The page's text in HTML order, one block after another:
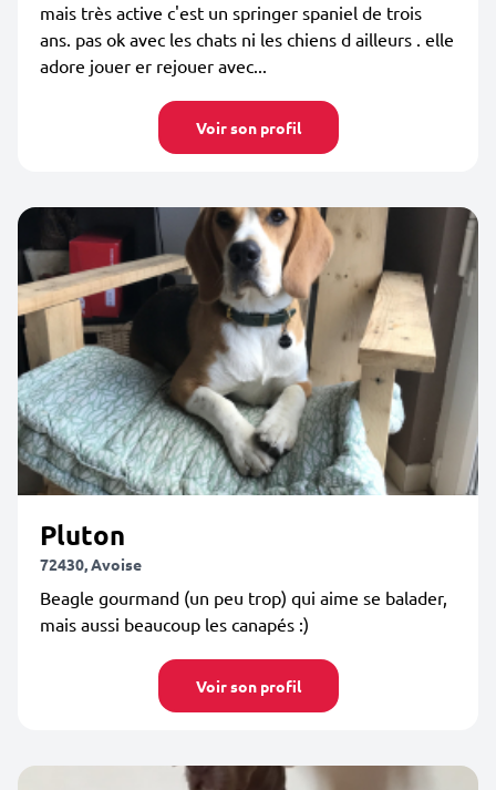
mais très active c'est un springer spaniel de trois
ans. pas ok avec les chats ni les chiens d ailleurs . elle
adore jouer er rejouer avec...
Voir son profil
Pluton
72430, Avoise
Beagle gourmand (un peu trop) qui aime se balader,
mais aussi beaucoup les canapés :)
Voir son profil